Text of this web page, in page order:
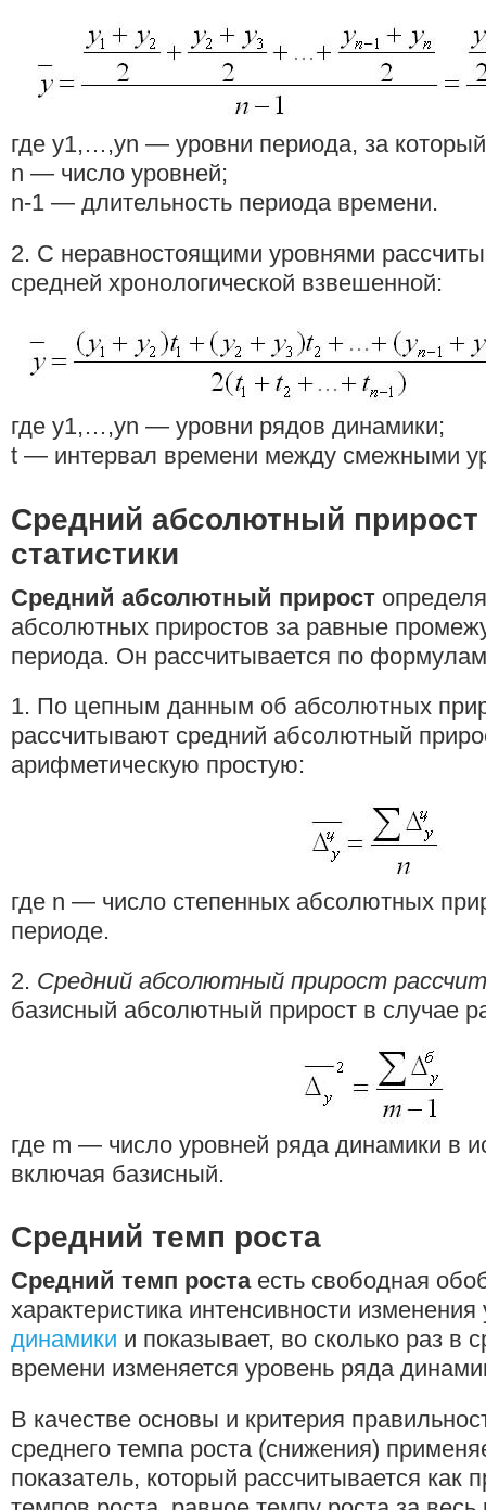
где у1,…,уn — уровни периода, за который
n — число уровней;
n-1 — длительность периода времени.
2. С неравностоящими уровнями
средней хронологической взвешенной:
где у1,…,уn — уровни рядов динамики;
t — интервал времени между смежными
Средний абсолютный прирост
статистики
Средний абсолютный прирост
абсолютных приростов за равные
периода. Он рассчитывается по
1. По цепным данным об абсолютных
рассчитывают средний абсолютный
арифметическую простую:
где n — число степенных абсолютных
периоде.
2. Средний абсолютный прирост
базисный абсолютный прирост в случае
где m — число уровней ряда динамики в
включая базисный.
Средний темп роста
Средний темп ростаесть свободная
характеристика интенсивности
динамики и показывает, во сколько раз в
времени изменяется уровень ряда
В качестве основы и критерия
среднего темпа роста (снижения)
показатель, который рассчитывается как